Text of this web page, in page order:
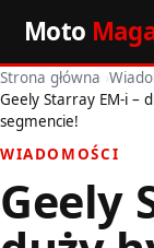
Moto
Start
Wiadomości
Premiery
Strona główna ›
Geely Starray EM-i –
segmencie!
WIADOMOŚCI
Geely